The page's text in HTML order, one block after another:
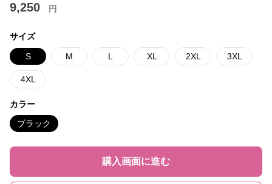
9,250 円
サイズ
S M L XL 2XL 3XL
4XL
カラー
ブラック
購入画面に進む